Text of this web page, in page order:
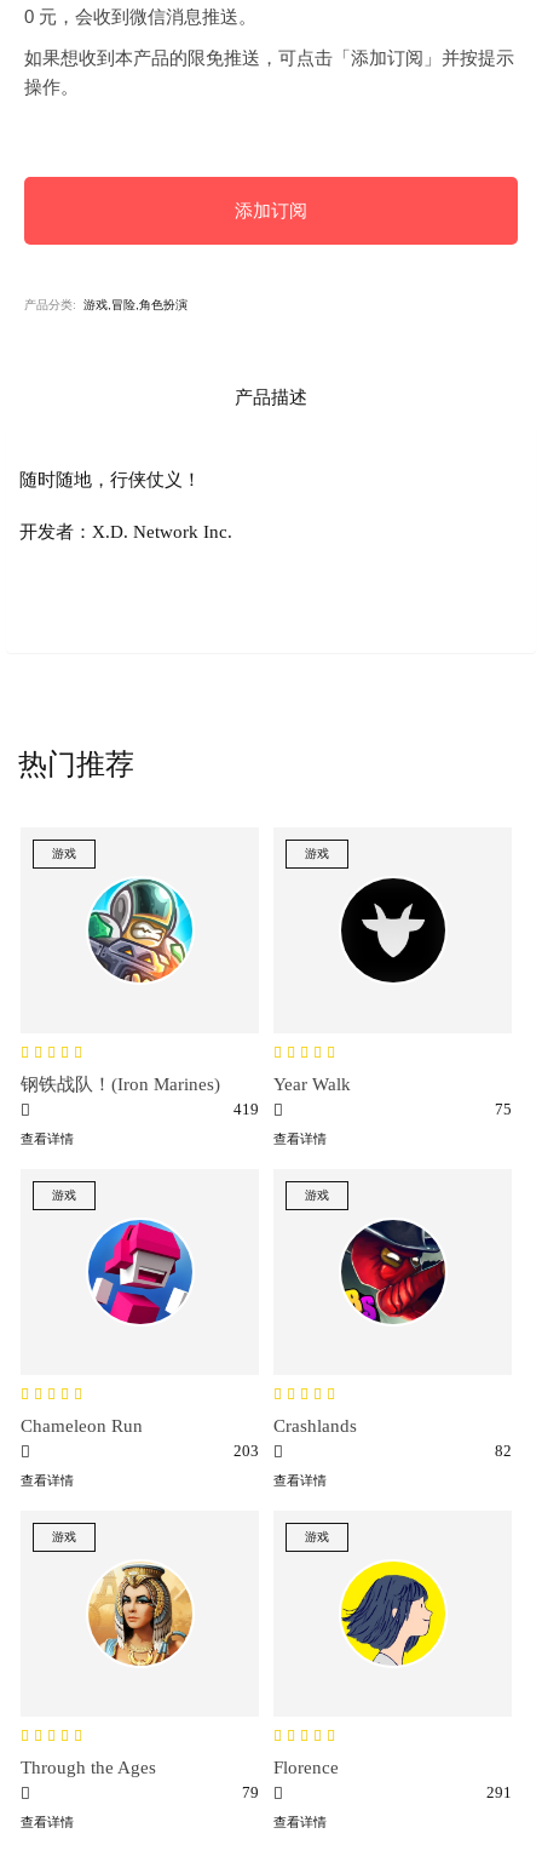
0 元，会收到微信消息推送。
如果想收到本产品的限免推送，可点击「添加订阅」并按提示
操作。
添加订阅
产品分类: 游戏,冒险,角色扮演
产品描述
随时随地，行侠仗义！
开发者：X.D. Network Inc.
热门推荐
游戏
钢铁战队！(Iron Marines)
419
查看详情
游戏
Year Walk
75
查看详情
游戏
Chameleon Run
203
查看详情
游戏
Crashlands
82
查看详情
游戏
Through the Ages
79
查看详情
游戏
Florence
291
查看详情